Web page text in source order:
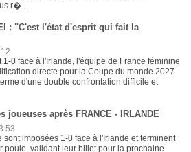
r�...
: "C'est l'état d'esprit qui fait la
1-0 face à l'Irlande, l'équipe de France féminine
directe pour la Coupe du monde 2027
d'une double confrontation difficile et
joueuses après FRANCE - IRLANDE
sont imposées 1-0 face à l'Irlande et terminent
poule, validant leur billet pour la prochaine